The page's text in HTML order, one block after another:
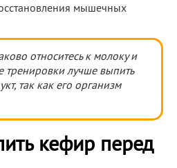
мышечных
относитесь к молоку и
тренировки лучше выпить
так как его организм
кефир перед